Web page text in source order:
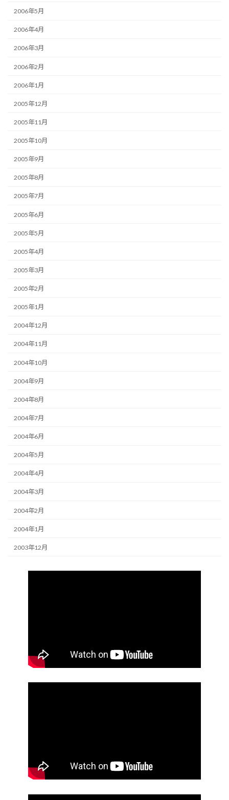
2006年5月
2006年4月
2006年3月
2006年2月
2006年1月
2005年12月
2005年11月
2005年10月
2005年9月
2005年8月
2005年7月
2005年6月
2005年5月
2005年4月
2005年3月
2005年2月
2005年1月
2004年12月
2004年11月
2004年10月
2004年9月
2004年8月
2004年7月
2004年6月
2004年5月
2004年4月
2004年3月
2004年2月
2004年1月
2003年12月